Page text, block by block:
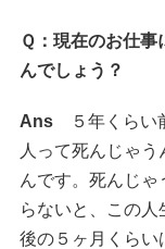
Ｑ：現在のお仕
んでしょう？
Ans５年くらい
人って死んじゃ
んです。死んじ
らないと、この
後の５ヶ月くらい